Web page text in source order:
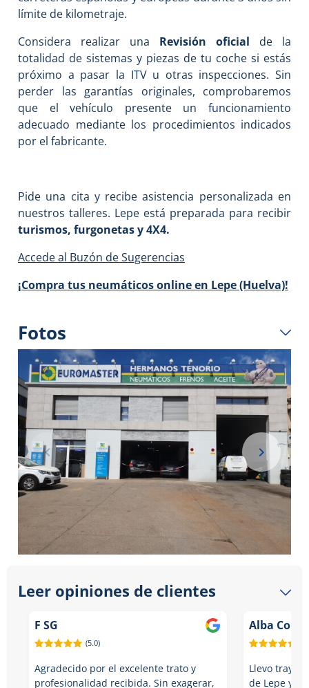
límite de kilometraje.
Considera realizar una Revisión oficial de la
totalidad de sistemas y piezas de tu coche si estás
próximo a pasar la ITV u otras inspecciones. Sin
perder las garantías originales, comprobaremos
que el vehículo presente un funcionamiento
adecuado mediante los procedimientos indicados
por el fabricante.
Pide una cita y recibe asistencia personalizada en
nuestros talleres. Lepe está preparada para recibir
turismos, furgonetas y 4X4.
Accede al Buzón de Sugerencias
¡Compra tus neumáticos online en Lepe (Huelva)!
Fotos
of
Leer opiniones de clientes
F SG
(5.0)
Agradecido por el excelente trato y
profesionalidad recibida. Sin exagerar,
Alba
Llevo
de Lepe y